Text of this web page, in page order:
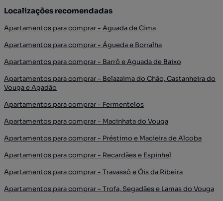
Localizações recomendadas
Apartamentos para comprar - Aguada de Cima
Apartamentos para comprar - Águeda e Borralha
Apartamentos para comprar - Barrô e Aguada de Baixo
Apartamentos para comprar - Belazaima do Chão, Castanheira do
Vouga e Agadão
Apartamentos para comprar - Fermentelos
Apartamentos para comprar - Macinhata do Vouga
Apartamentos para comprar - Préstimo e Macieira de Alcoba
Apartamentos para comprar - Recardães e Espinhel
Apartamentos para comprar - Travassô e Óis da Ribeira
Apartamentos para comprar - Trofa, Segadães e Lamas do Vouga